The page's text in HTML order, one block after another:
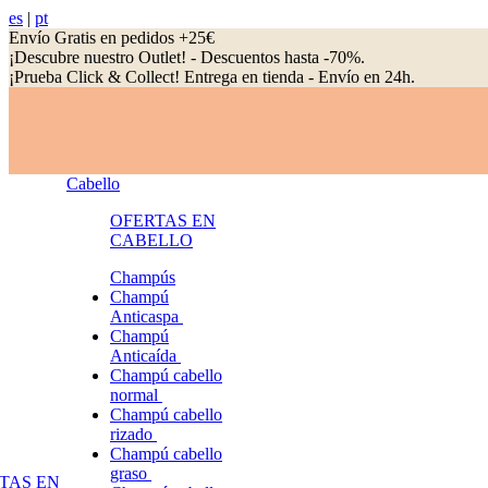
es | pt
Envío Gratis en pedidos +25€
¡Descubre nuestro Outlet! - Descuentos hasta -70%.
¡Prueba Click & Collect! Entrega en tienda - Envío en 24h.
EN
Cabello
OFERTAS EN
CABELLO
Champús
Champú
Anticaspa
Champú
Anticaída
Champú cabello
normal
Champú cabello
rizado
Champú cabello
graso